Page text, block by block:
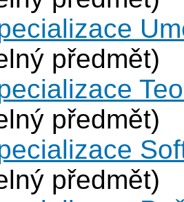
předmět)
předmět)
předmět)